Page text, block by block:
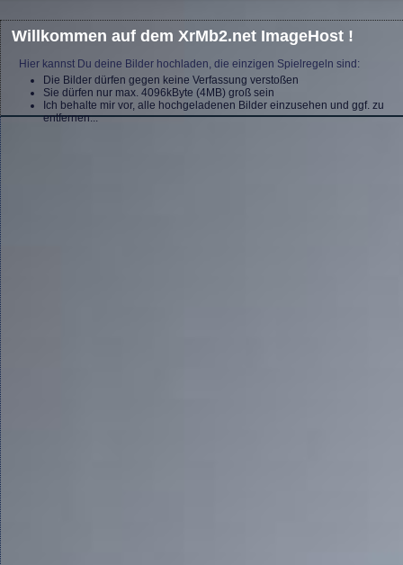
Willkommen auf dem XrMb2.net ImageHost !
Hier kannst Du deine Bilder hochladen, die einzigen Spielregeln sind:
Die Bilder dürfen gegen keine Verfassung verstoßen
Sie dürfen nur max. 4096kByte (4MB) groß sein
Ich behalte mir vor, alle hochgeladenen Bilder einzusehen und ggf. zu
entfernen...